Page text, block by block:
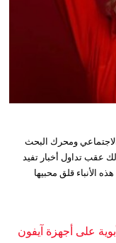
ومحرك البحث
عقب تداول أخبار تفيد
الأنباء قلق محبيها
على أجهزة آيفون